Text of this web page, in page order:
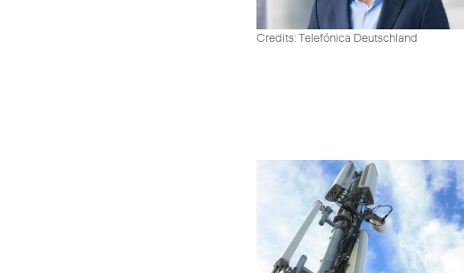
Credits: Telefónica Deutschland